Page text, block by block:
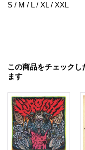
S / M / L / XL / XXL
この商品をチェック
ます